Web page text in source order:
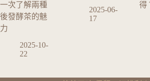
一次了解兩種
後發酵茶的魅
力
2025-10-
22
2025-06-
17
得